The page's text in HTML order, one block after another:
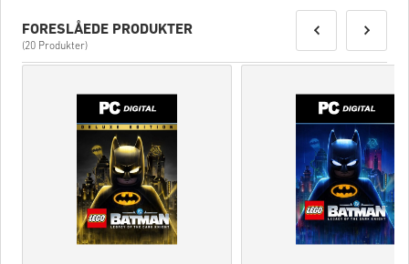
FORESLÅEDE PRODUKTER
(20 Produkter)